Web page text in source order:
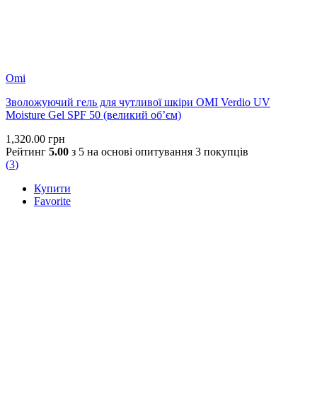
Omi
Зволожуючий гель для чутливої шкіри OMI Verdio UV
Moisture Gel SPF 50 (великий об’єм)
1,320.00 грн
Рейтинг 5.00 з 5 на основі опитування 3 покупців
(3)
Купити
Favorite